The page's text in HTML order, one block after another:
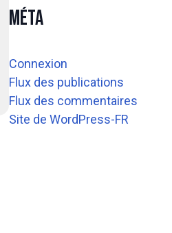
Méta
Connexion
Flux des publications
Flux des commentaires
Site de WordPress-FR